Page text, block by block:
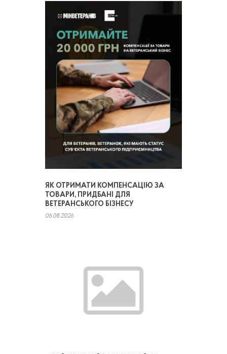
ЯК ОТРИМАТИ КОМПЕНСАЦІЮ ЗА
ТОВАРИ, ПРИДБАНІ ДЛЯ
ВЕТЕРАНСЬКОГО БІЗНЕСУ
06.08.2026